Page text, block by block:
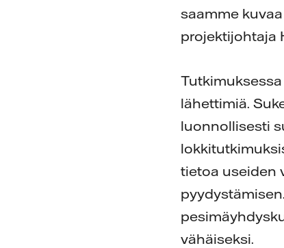
saamme
projektijohtaja
lähettimiä.
luonnollisesti
tietoa useiden
vähäiseksi.